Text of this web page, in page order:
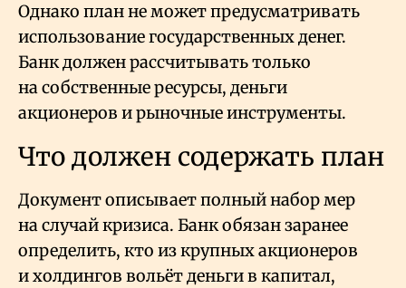
Однако план не может предусматривать
использование государственных денег.
Банк должен рассчитывать только
на собственные ресурсы, деньги
акционеров и рыночные инструменты.
Что должен содержать план
Документ описывает полный набор мер
на случай кризиса. Банк обязан заранее
определить, кто из крупных акционеров
и холдингов вольёт деньги в капитал,